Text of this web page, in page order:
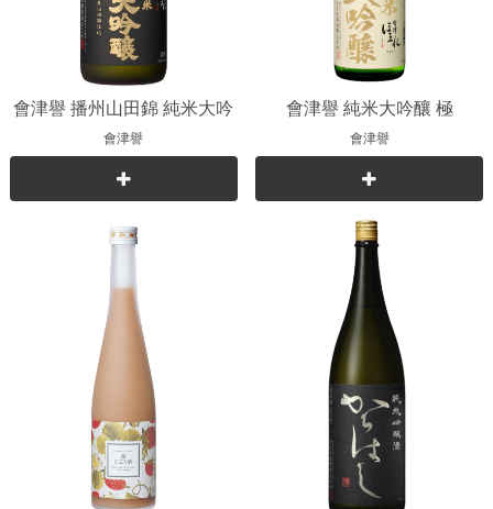
會津譽 播州山田錦 純米大吟
釀
會津譽
會津譽 純米大吟釀 極
會津譽